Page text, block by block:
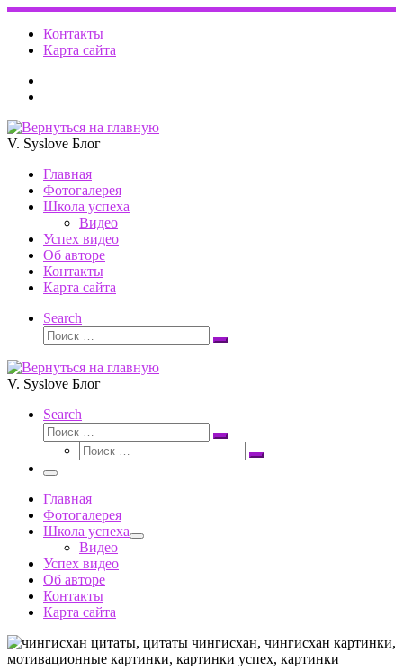
Перейти
содержимому
Контакты
Карта сайта
V. Syslove Блог
Главная
Фотогалерея
Школа успеха
Видео
Успех видео
Об авторе
Контакты
Карта сайта
Search
Поиск
Поиск
V. Syslove Блог
Search
Поиск
Поиск
Поиск
Поиск
Меню
Главная
Фотогалерея
Школа успеха
Видео
Успех видео
Об авторе
Контакты
Карта сайта